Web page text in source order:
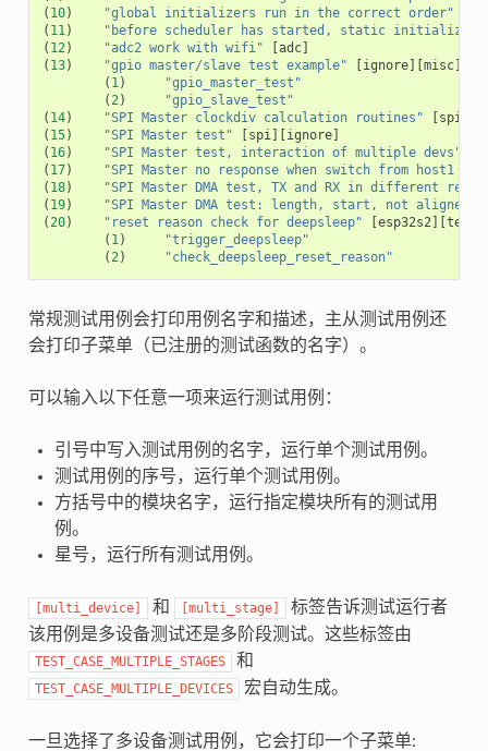
( 10) "global initializers run in the correct order"
( 11)
"before scheduler has started, static initializers
( 12) "adc2 work with wifi" [adc]
( 13) "gpio master/slave test example" [ignore][misc][
( 1)
"gpio_master_test"
(2)
"gpio_slave_test"
( 14) "SPI Master clockdiv calculation routines" [spi
( 15) "SPI Master test" [spi][ignore]
( 16) "SPI Master test, interaction of multiple devs"
( 17)
"SPI Master no response when switch from host1
( 18)
"SPI Master DMA test, TX and RX in different
( 19) "SPI Master DMA test: length, start, not aligned"
(20) "reset reason check for deepsleep" [esp32s2][
( 1)
"trigger_deepsleep"
(2) "check_deepsleep_reset_reason"
常规测试用例会打印用例名字和描述，主从测试用例还
会打印子菜单（已注册的测试函数的名字）。
可以输入以下任意一项来运行测试用例：
引号中写入测试用例的名字，运行单个测试用例。
测试用例的序号，运行单个测试用例。
方括号中的模块名字，运行指定模块所有的测试用
例。
星号，运行所有测试用例。
[multi_device] 和 [multi_stage]
标签告诉测试运行者
该用例是多设备测试还是多阶段测试。这些标签由
TEST_CASE_MULTIPLE_STAGES 和
TEST_CASE_MULTIPLE_DEVICES 宏自动生成。
一旦选择了多设备测试用例，它会打印一个子菜单: